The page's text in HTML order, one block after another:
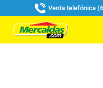
Venta telefónica